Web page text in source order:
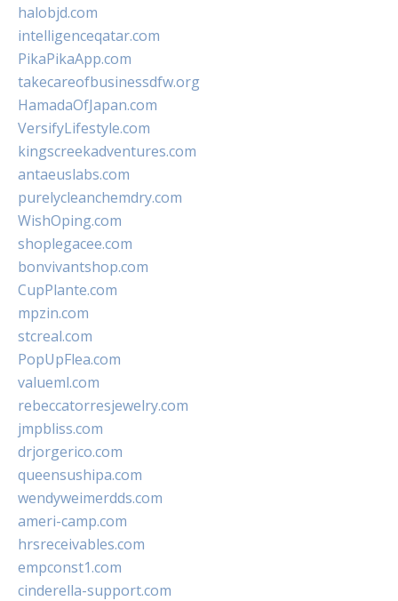
halobjd.com
intelligenceqatar.com
PikaPikaApp.com
takecareofbusinessdfw.org
HamadaOfJapan.com
VersifyLifestyle.com
kingscreekadventures.com
antaeuslabs.com
purelycleanchemdry.com
WishOping.com
shoplegacee.com
bonvivantshop.com
CupPlante.com
mpzin.com
stcreal.com
PopUpFlea.com
valueml.com
rebeccatorresjewelry.com
jmpbliss.com
drjorgerico.com
queensushipa.com
wendyweimerdds.com
ameri-camp.com
hrsreceivables.com
empconst1.com
cinderella-support.com